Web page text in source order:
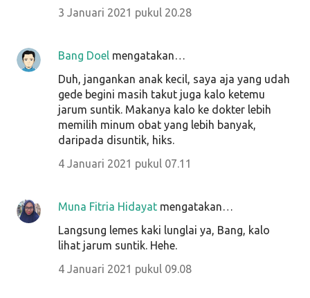
3 Januari 2021 pukul 20.28
Bang Doel mengatakan…
Duh, jangankan anak kecil, saya aja yang udah
gede begini masih takut juga kalo ketemu
jarum suntik. Makanya kalo ke dokter lebih
memilih minum obat yang lebih banyak,
daripada disuntik, hiks.
4 Januari 2021 pukul 07.11
Muna Fitria Hidayat mengatakan…
Langsung lemes kaki lunglai ya, Bang, kalo
lihat jarum suntik. Hehe.
4 Januari 2021 pukul 09.08